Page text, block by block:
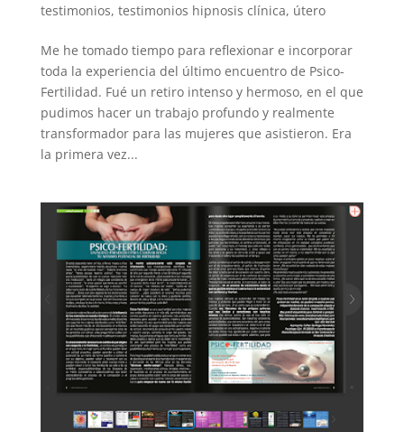
testimonios, testimonios hipnosis clínica, útero
Me he tomado tiempo para reflexionar e incorporar
toda la experiencia del último encuentro de Psico-
Fertilidad. Fué un retiro intenso y hermoso, en el que
pudimos hacer un trabajo profundo y realmente
transformador para las mujeres que asistieron. Era
la primera vez...